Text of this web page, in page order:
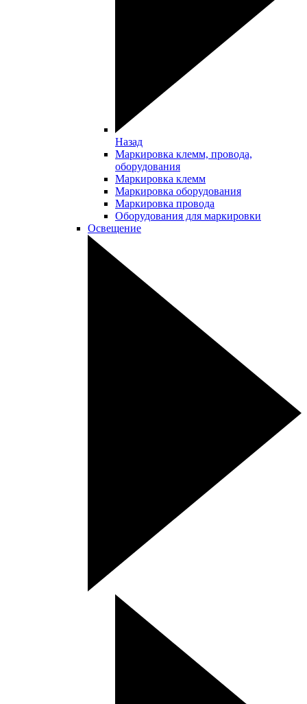
Назад
Маркировка клемм, провода,
оборудования
Маркировка клемм
Маркировка оборудования
Маркировка провода
Оборудования для маркировки
Освещение